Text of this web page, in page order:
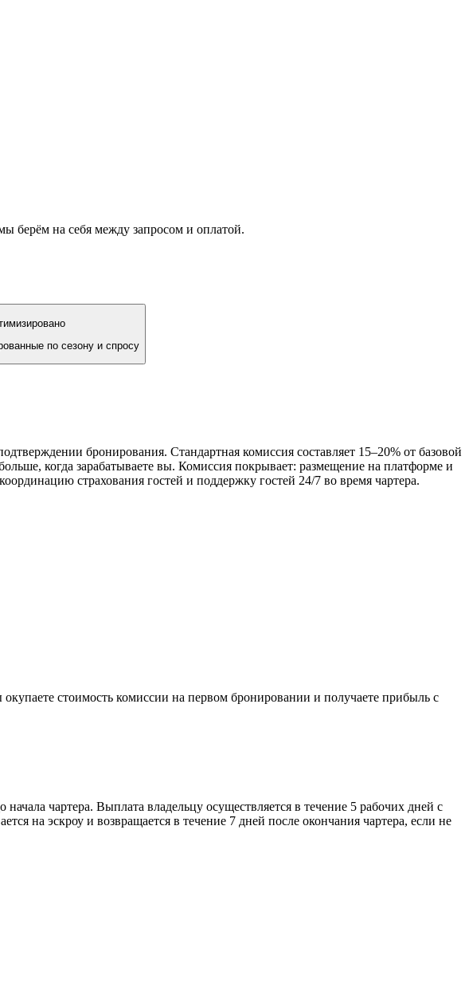
берём на себя между запросом и оплатой.
по сезону и спросу
бронирования. Стандартная комиссия составляет 15–20% от базовой
когда зарабатываете вы. Комиссия покрывает: размещение на платформе и
страхования гостей и поддержку гостей 24/7 во время чартера.
стоимость комиссии на первом бронировании и получаете прибыль с
чартера. Выплата владельцу осуществляется в течение 5 рабочих дней с
на эскроу и возвращается в течение 7 дней после окончания чартера, если не